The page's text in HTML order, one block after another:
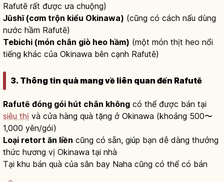
Rafutē rất được ưa chuộng)
Jūshī (cơm trộn kiểu Okinawa) (cũng có cách nấu dùng
nước hầm Rafutē)
Tebichi (món chân giò heo hầm) (một món thịt heo nổi
tiếng khác của Okinawa bên cạnh Rafutē)
3. Thông tin quà mang về liên quan đến Rafutē
Rafutē đóng gói hút chân không có thể được bán tại
siêu thị và cửa hàng quà tặng ở Okinawa (khoảng 500〜
1,000 yên/gói)
Loại retort ăn liền cũng có sẵn, giúp bạn dễ dàng thưởng
thức hương vị Okinawa tại nhà
Tại khu bán quà của sân bay Naha cũng có thể có bán